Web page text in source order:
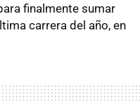
finalmente sumar
carrera del año, en